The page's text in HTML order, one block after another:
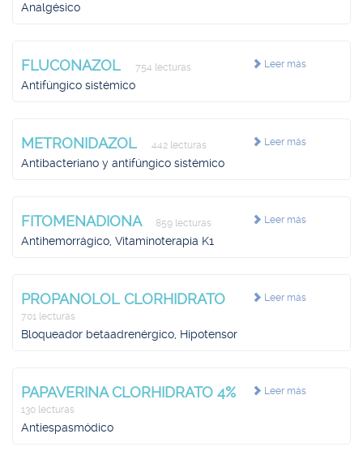
Analgésico
Leer más
FLUCONAZOL 754 lecturas
Antifúngico sistémico
Leer más
METRONIDAZOL 442 lecturas
Antibacteriano y antifúngico sistémico
Leer más
FITOMENADIONA 859 lecturas
Antihemorrágico, Vitaminoterapia K1
Leer más
PROPANOLOL CLORHIDRATO
701 lecturas
Bloqueador betaadrenérgico, Hipotensor
Leer más
PAPAVERINA CLORHIDRATO 4%
130 lecturas
Antiespasmódico